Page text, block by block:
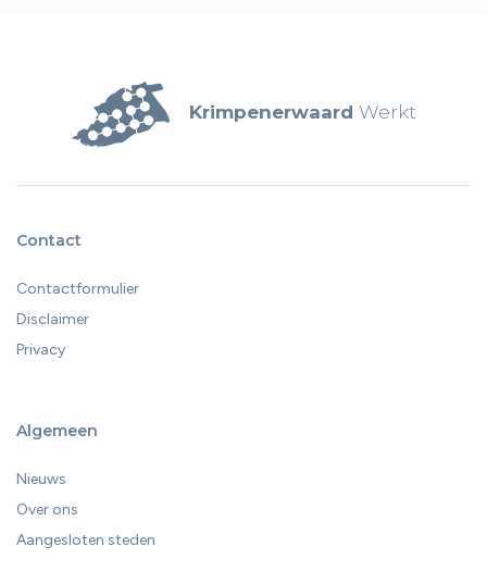
Krimpenerwaard Werkt
Contact
Contactformulier
Disclaimer
Privacy
Algemeen
Nieuws
Over ons
Aangesloten steden